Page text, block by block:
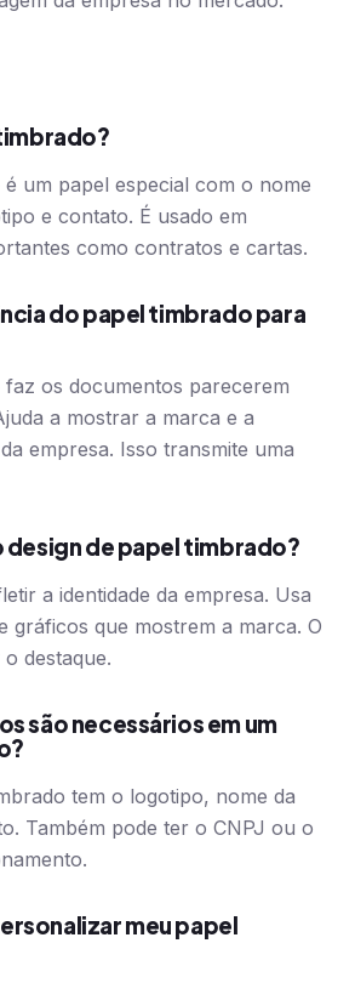
um papel especial com o nome
e contato. É usado em
como contratos e cartas.
do papel timbrado para
os documentos parecerem
a mostrar a marca e a
empresa. Isso transmite uma
design de papel timbrado?
a identidade da empresa. Usa
gráficos que mostrem a marca. O
destaque.
são necessários em um
tem o logotipo, nome da
Também pode ter o CNPJ ou o
meu papel